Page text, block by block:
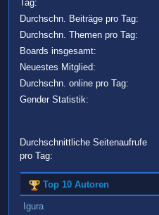
Tag:
Durchschn. Beiträge pro Tag:
Durchschn. Themen pro Tag:
Boards insgesamt:
Neuestes Mitglied:
Durchschn. online pro Tag:
Gender Statistik:
Durchschnittliche Seitenaufrufe
pro Tag:
Top 10 Autoren
Igura